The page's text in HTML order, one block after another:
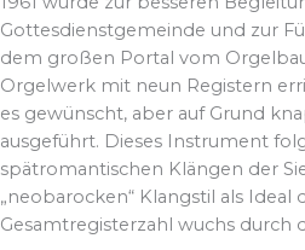
Gottesdienstgemeinde und zur
dem großen Portal vom
Orgelwerk mit neun Registern
es gewünscht, aber auf Grund
ausgeführt. Dieses Instrument
spätromantischen Klängen der
„neobarocken“ Klangstil als Ideal
Gesamtregisterzahl wuchs durch